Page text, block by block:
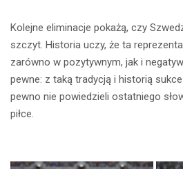
Kolejne eliminacje pokażą, czy
szczyt. Historia uczy, że ta
zarówno w pozytywnym, jak i
pewne: z taką tradycją i historią
pewno nie powiedzieli ostatniego
piłce.